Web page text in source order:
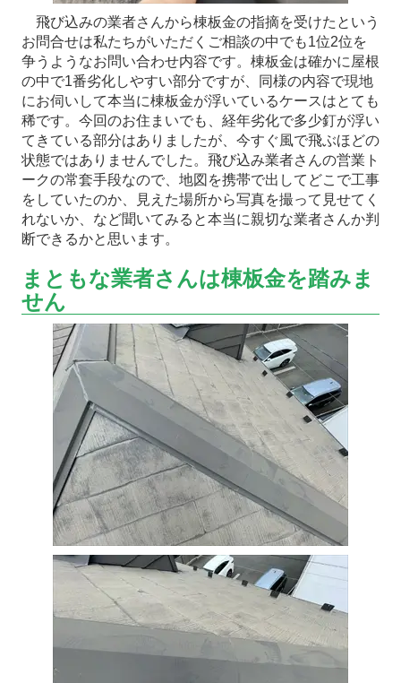
飛び込みの業者さんから棟板金の指摘を受けたという
お問合せは私たちがいただくご相談の中でも1位2位を
争うようなお問い合わせ内容です。棟板金は確かに屋根
の中で1番劣化しやすい部分ですが、同様の内容で現地
にお伺いして本当に棟板金が浮いているケースはとても
稀です。今回のお住まいでも、経年劣化で多少釘が浮い
てきている部分はありましたが、今すぐ風で飛ぶほどの
状態ではありませんでした。飛び込み業者さんの営業ト
ークの常套手段なので、地図を携帯で出してどこで工事
をしていたのか、見えた場所から写真を撮って見せてく
れないか、など聞いてみると本当に親切な業者さんか判
断できるかと思います。
まともな業者さんは棟板金を踏みま
せん